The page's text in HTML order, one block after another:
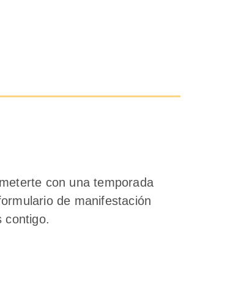
con una temporada
de manifestación
contigo.